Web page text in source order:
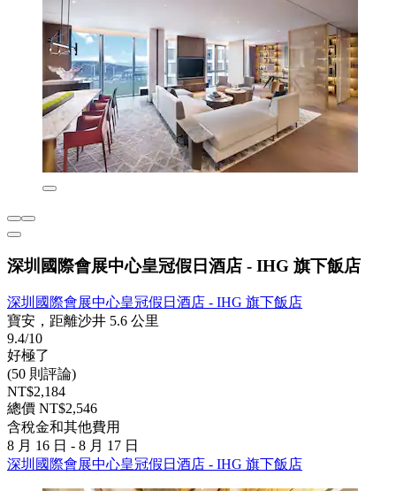
深圳國際會展中心皇冠假日酒店 - IHG 旗下飯店
深圳國際會展中心皇冠假日酒店 - IHG 旗下飯店
寶安，距離沙井 5.6 公里
9.4/10
好極了
(50 則評論)
NT$2,184
總價 NT$2,546
含稅金和其他費用
8 月 16 日 - 8 月 17 日
深圳國際會展中心皇冠假日酒店 - IHG 旗下飯店